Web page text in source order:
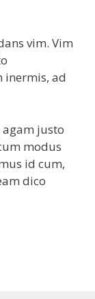
vim. Vim
inermis, ad
justo
modus
id cum,
dico